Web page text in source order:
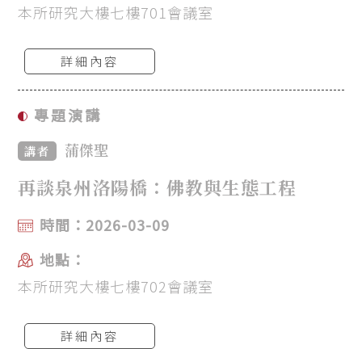
本所研究大樓七樓701會議室
詳細內容
專題演講
講者 蒲傑聖
再談泉州洛陽橋：佛教與生態工程
時間：2026-03-09
地點：
本所研究大樓七樓702會議室
詳細內容